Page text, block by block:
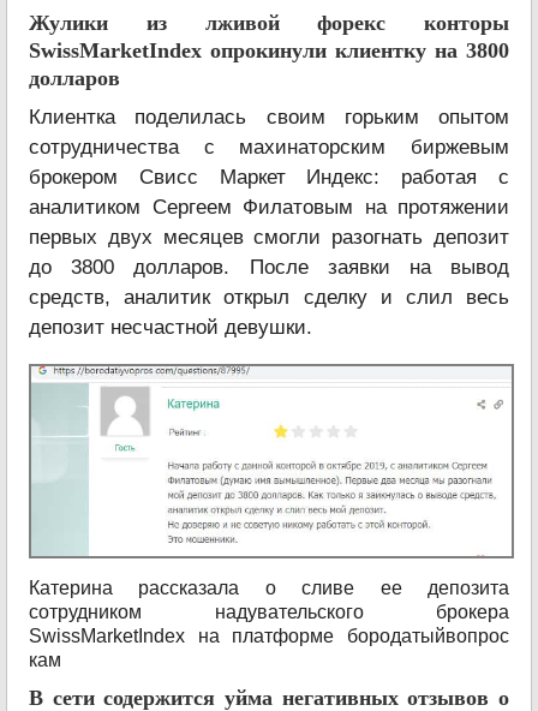
Жулики из лживой форекс конторы
SwissMarketIndex опрокинули клиентку на 3800
долларов
Клиентка поделилась своим горьким опытом
сотрудничества с махинаторским биржевым
брокером Свисс Маркет Индекс: работая с
аналитиком Сергеем Филатовым на протяжении
первых двух месяцев смогли разогнать депозит
до 3800 долларов. После заявки на вывод
средств, аналитик открыл сделку и слил весь
депозит несчастной девушки.
Катерина рассказала о сливе ее депозита
сотрудником надувательского брокера
SwissMarketIndex на платформе бородатыйвопрос
кам
В сети содержится уйма негативных отзывов о